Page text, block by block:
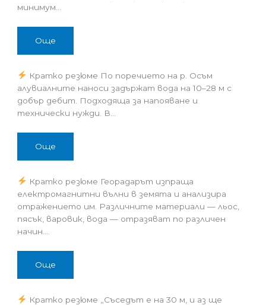
минимум…
Още
Кратко резюме По поречието на р. Осъм
алувиалните наноси задържат вода на 10–28 м с
добър дебит. Подходяща за напояване и
технически нужди. В…
Още
Кратко резюме Георадарът изпраща
електромагнитни вълни в земята и анализира
отражението им. Различните материали — льос,
пясък, варовик, вода — отразяват по различен
начин.…
Още
Кратко резюме „Съседът е на 30 м, и аз ще